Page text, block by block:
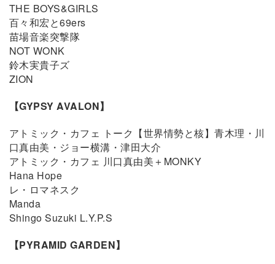
THE BOYS&GIRLS
百々和宏と69ers
苗場音楽突撃隊
NOT WONK
鈴木実貴子ズ
ZION
【GYPSY AVALON】
アトミック・カフェ トーク【世界情勢と核】青木理・川
口真由美・ジョー横溝・津田大介
アトミック・カフェ 川口真由美＋MONKY
Hana Hope
レ・ロマネスク
Manda
Shingo Suzuki L.Y.P.S
【PYRAMID GARDEN】